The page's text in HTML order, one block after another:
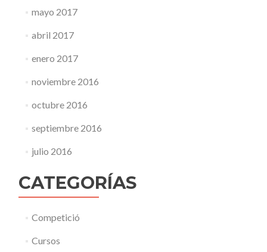
mayo 2017
abril 2017
enero 2017
noviembre 2016
octubre 2016
septiembre 2016
julio 2016
CATEGORÍAS
Competició
Cursos